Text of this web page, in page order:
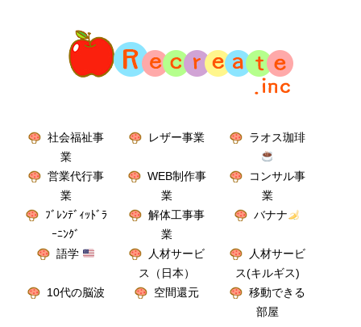
社会福祉事
業
レザー事業 ラオス珈琲
営業代行事
業
WEB制作事
業
コンサル事
業
ﾌﾞﾚﾝﾃﾞｨｯﾄﾞﾗ
ｰﾆﾝｸﾞ
解体工事事
業
バナナ
語学
人材サービ
ス（日本）
人材サービ
ス(キルギス)
10代の脳波
空間還元
移動できる
部屋